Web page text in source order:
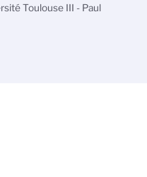
Toulouse III - Paul